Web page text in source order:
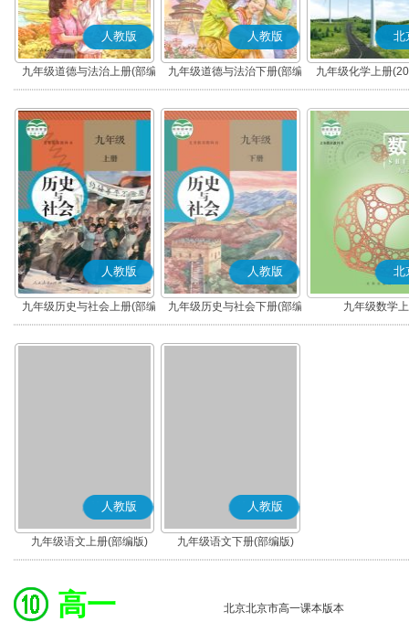
人教版
九年级道德与法治上册(部编
版)
人教版
九年级道德与法治下册(部编
版)
北
九年级化学上册
人教版
九年级历史与社会上册(部编
版)
人教版
九年级历史与社会下册(部编
版)
北
九年级数学
人教版
九年级语文上册(部编版)
人教版
九年级语文下册(部编版)
高一 北京北京市高一课本版本